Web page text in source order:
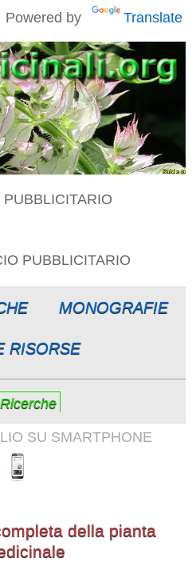
Powered by Translate
PUBBLICITARIO
MONOGRAFIE
RISORSE
Ricerche
SU SMARTPHONE
della pianta